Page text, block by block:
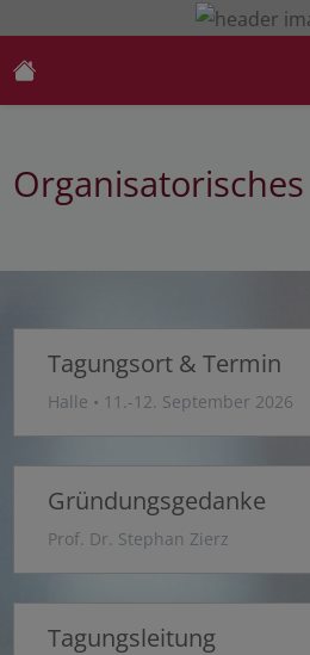
Organisatorisches
Tagungsort & Termin
Halle • 11.-12. September 2026
Gründungsgedanke
Prof. Dr. Stephan Zierz
Tagungsleitung